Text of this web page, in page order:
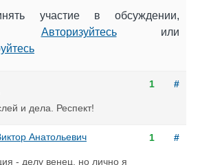
участие в обсуждении,
Авторизуйтесьили
1 #
и дела. Респект!
1 #
Анатольевич
- делу венец, но лично я